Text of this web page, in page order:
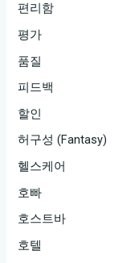
편리함
평가
품질
피드백
할인
허구성 (Fantasy)
헬스케어
호빠
호스트바
호텔